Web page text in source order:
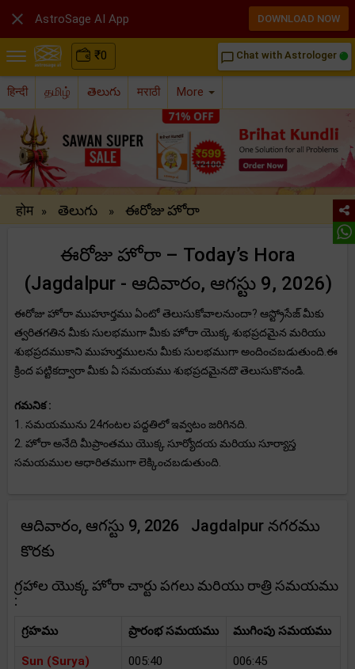
₹0 chat_bubble_outline Chat with Astrologer
हिन्दी தமிழ் తెలుగు मराठी More
होम » తెలుగు » ఈరోజు హోరా
ఈరోజు హోరా – Today’s Hora
(Jagdalpur - ఆదివారం, ఆగస్టు 9, 2026)
ఈరోజు హోరా ముహూర్తము ఏంటో తెలుసుకోవాలనుందా? ఆస్ట్రోసేజ్ మీకు
త్వరితగతిన మీకు సులభముగా మీకు హోరా యొక్క శుభప్రదమైన మరియు
శుభప్రదముకాని ముహుర్తములను మీకు సులభముగా అందించబడుతుంది.ఈ
క్రింద పట్టికద్వారా మీకు ఏ సమయము శుభప్రదమైనదొ తెలుసుకొనండి.
గమనిక :
1. సమయమును 24గంటల పద్దతిలో ఇవ్వటం జరిగినది.
2. హోరా అనేది మీప్రాంతము యొక్క సూర్యోదయ మరియు సూర్యాస్త
సమయముల ఆధారితముగా లెక్కించబడుతుంది.
ఆదివారం, ఆగస్టు 9, 2026 Jagdalpur నగరము
కొరకు
గ్రహాల యొక్క హోరా చార్టు పగలు మరియు రాత్రి సమయము
:
గ్రహము ప్రారంభ సమయము ముగింపు సమయము
Sun (Surya) 005:40 006:45
 AstroSage AI App DOWNLOAD NOW